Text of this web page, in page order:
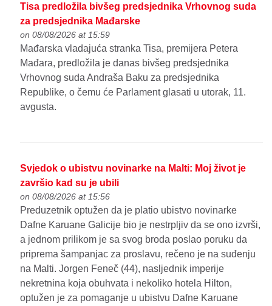
Tisa predložila bivšeg predsjednika Vrhovnog suda
za predsjednika Mađarske
on 08/08/2026 at 15:59
Mađarska vladajuća stranka Tisa, premijera Petera
Mađara, predložila je danas bivšeg predsjednika
Vrhovnog suda Andraša Baku za predsjednika
Republike, o čemu će Parlament glasati u utorak, 11.
avgusta.
Svjedok o ubistvu novinarke na Malti: Moj život je
završio kad su je ubili
on 08/08/2026 at 15:56
Preduzetnik optužen da je platio ubistvo novinarke
Dafne Karuane Galicije bio je nestrpljiv da se ono izvrši,
a jednom prilikom je sa svog broda poslao poruku da
priprema šampanjac za proslavu, rečeno je na suđenju
na Malti. Jorgen Feneč (44), nasljednik imperije
nekretnina koja obuhvata i nekoliko hotela Hilton,
optužen je za pomaganje u ubistvu Dafne Karuane